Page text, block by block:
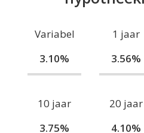
Variabel
3.10%
1 jaar
3.56%
10 jaar
3.75%
20 jaar
4.10%